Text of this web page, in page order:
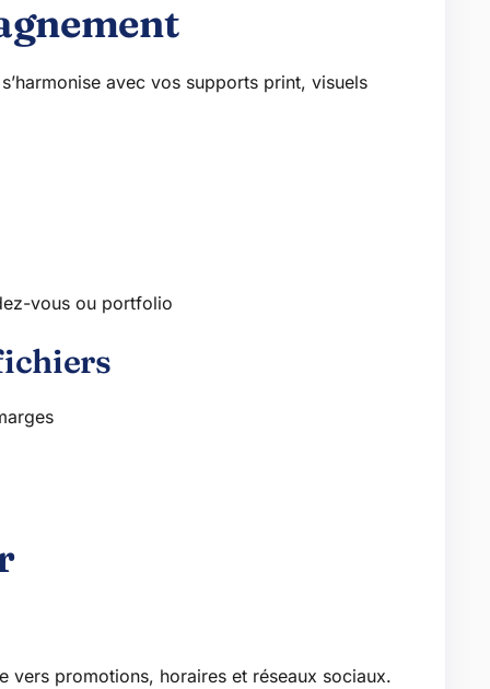
avec vos supports print, visuels
vous ou portfolio
vers promotions, horaires et réseaux sociaux.